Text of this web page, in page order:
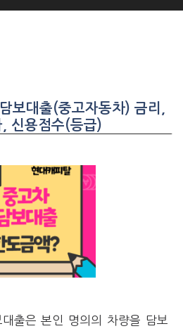
보대출(중고자동차) 금리,
, 신용점수(등급)
출은 본인 명의의 차량을 담보